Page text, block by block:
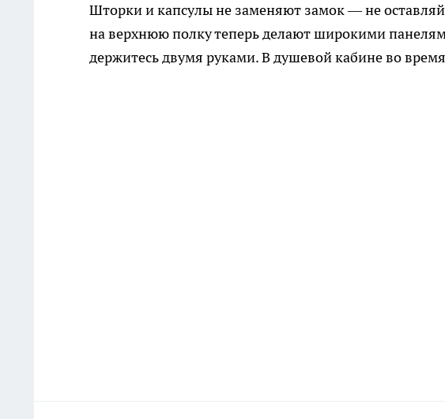
Шторки и капсулы не заменяют замок — не
на верхнюю полку теперь делают широкими
держитесь двумя руками. В душевой кабине во